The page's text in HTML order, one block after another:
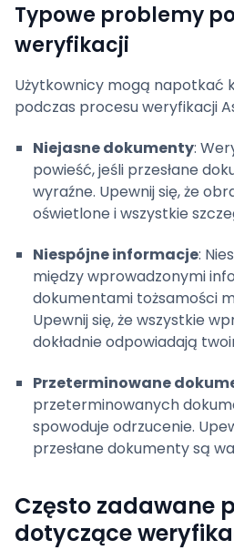
Typowe problemy
weryfikacji
Użytkownicy mogą napotkać
podczas procesu weryfikacji
Niejasne dokumenty:
powieść, jeśli przesłane
wyraźne. Upewnij się, że
oświetlone i wszystkie
Niespójne informacje:
między wprowadzonymi
dokumentami tożsamości
Upewnij się, że wszystkie
dokładnie odpowiadają
Przeterminowane
przeterminowanych
spowoduje odrzucenie.
przesłane dokumenty są
Często zadawane
dotyczące